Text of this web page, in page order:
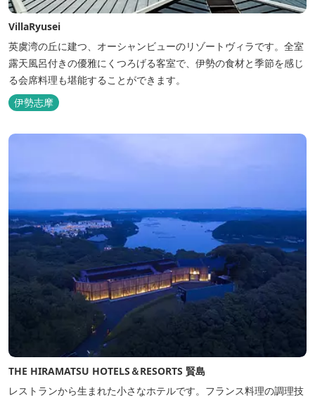
VillaRyusei
英虞湾の丘に建つ、オーシャンビューのリゾートヴィラです。全室
露天風呂付きの優雅にくつろげる客室で、伊勢の食材と季節を感じ
る会席料理も堪能することができます。
伊勢志摩
THE HIRAMATSU HOTELS＆RESORTS 賢島
レストランから生まれた小さなホテルです。フランス料理の調理技